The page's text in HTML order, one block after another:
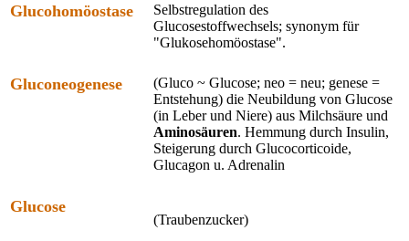
Glucohomöostase
Selbstregulation des
Glucosestoffwechsels; synonym für
"Glukosehomöostase".
Gluconeogenese
(Gluco ~ Glucose; neo = neu; genese =
Entstehung) die Neubildung von Glucose
(in Leber und Niere) aus Milchsäure und
Aminosäuren. Hemmung durch Insulin,
Steigerung durch Glucocorticoide,
Glucagon u. Adrenalin
Glucose
(Traubenzucker)